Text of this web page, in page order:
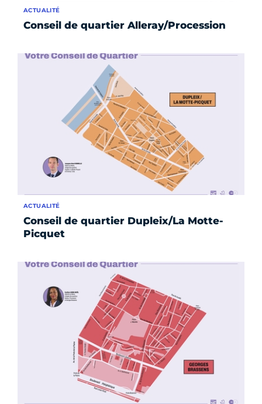
Conseil de quartier Alleray/Procession
ACTUALITÉ
Conseil de quartier Dupleix/La Motte-
Picquet
ACTUALITÉ